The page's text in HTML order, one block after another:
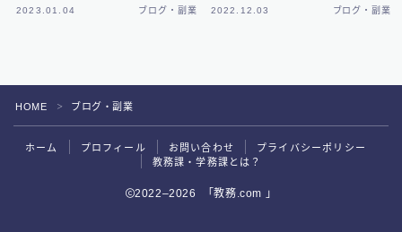
2023.01.04 ブログ・副業 2022.12.03 ブログ・副業
HOME ＞ ブログ・副業
ホーム プロフィール お問い合わせ
プライバシーポリシー
教務課・学務課とは？
2022–2026 「教務.com 」